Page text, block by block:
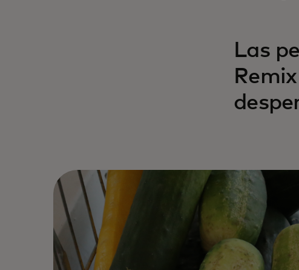
Las